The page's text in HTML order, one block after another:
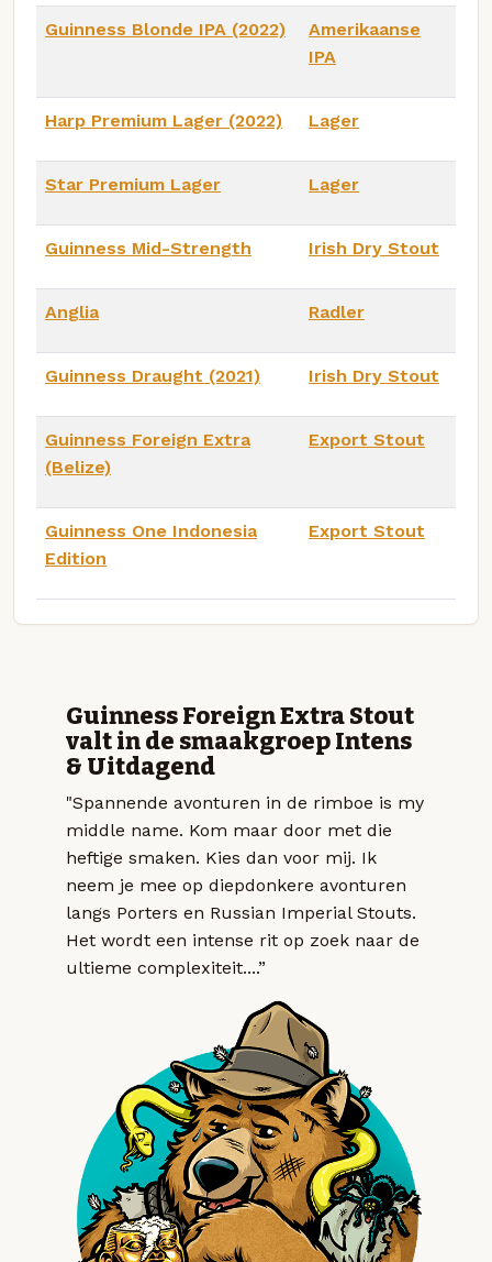
Guinness Blonde IPA (2022)
Amerikaanse
IPA
Harp Premium Lager (2022) Lager
Star Premium Lager Lager
Guinness Mid-Strength Irish Dry Stout
Anglia Radler
Guinness Draught (2021) Irish Dry Stout
Guinness Foreign Extra
(Belize)
Export Stout
Guinness One Indonesia
Edition
Export Stout
Guinness Foreign Extra Stout
valt in de smaakgroep Intens
& Uitdagend
"Spannende avonturen in de rimboe is my
middle name. Kom maar door met die
heftige smaken. Kies dan voor mij. Ik
neem je mee op diepdonkere avonturen
langs Porters en Russian Imperial Stouts.
Het wordt een intense rit op zoek naar de
ultieme complexiteit....”